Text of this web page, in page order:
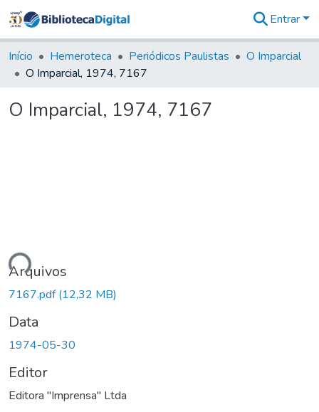
&
Coleções
Tudo na
Digital
Entrar
Início Hemeroteca Periódicos Paulistas
O Imparcial
O Imparcial, 1974, 7167
O Imparcial, 1974, 7167
Arquivos
7167.pdf(12,32 MB)
Data
1974-05-30
Editor
Editora "Imprensa" Ltda